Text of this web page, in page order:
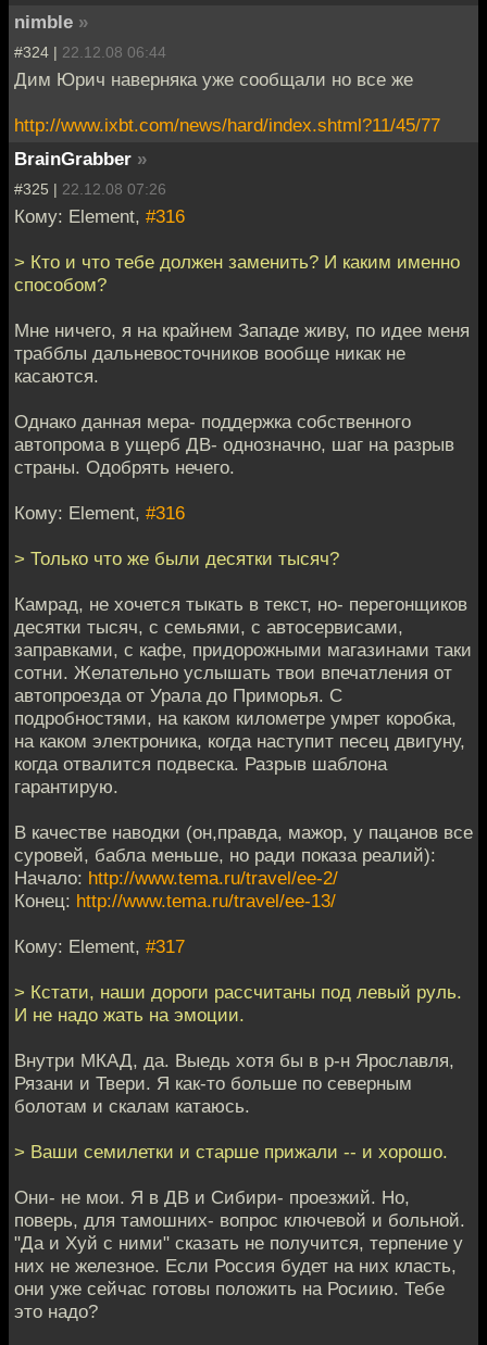
nimble »
#324 | 22.12.08 06:44
Дим Юрич наверняка уже сообщали но все же
http://www.ixbt.com/news/hard/index.shtml?11/45/77
BrainGrabber »
#325 | 22.12.08 07:26
Кому: Element, #316
> Кто и что тебе должен заменить? И каким именно
способом?
Мне ничего, я на крайнем Западе живу, по идее меня
трабблы дальневосточников вообще никак не
касаются.
Однако данная мера- поддержка собственного
автопрома в ущерб ДВ- однозначно, шаг на разрыв
страны. Одобрять нечего.
Кому: Element, #316
> Только что же были десятки тысяч?
Камрад, не хочется тыкать в текст, но- перегонщиков
десятки тысяч, с семьями, с автосервисами,
заправками, с кафе, придорожными магазинами таки
сотни. Желательно услышать твои впечатления от
автопроезда от Урала до Приморья. С
подробностями, на каком километре умрет коробка,
на каком электроника, когда наступит песец двигуну,
когда отвалится подвеска. Разрыв шаблона
гарантирую.
В качестве наводки (он,правда, мажор, у пацанов все
суровей, бабла меньше, но ради показа реалий):
Начало: http://www.tema.ru/travel/ee-2/
Конец: http://www.tema.ru/travel/ee-13/
Кому: Element, #317
> Кстати, наши дороги рассчитаны под левый руль.
И не надо жать на эмоции.
Внутри МКАД, да. Выедь хотя бы в р-н Ярославля,
Рязани и Твери. Я как-то больше по северным
болотам и скалам катаюсь.
> Ваши семилетки и старше прижали -- и хорошо.
Они- не мои. Я в ДВ и Сибири- проезжий. Но,
поверь, для тамошних- вопрос ключевой и больной.
"Да и Хуй с ними" сказать не получится, терпение у
них не железное. Если Россия будет на них класть,
они уже сейчас готовы положить на Росиию. Тебе
это надо?